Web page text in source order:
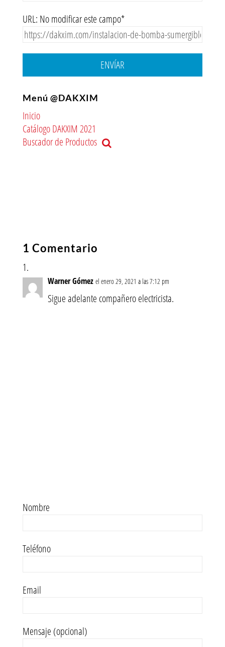
URL: No modificar este campo*
ENVÍAR
Menú @DAKXIM
Inicio
Catálogo DAKXIM 2021
Buscador de Productos
1 Comentario
Warner Gómez el enero 29, 2021 a las 7:12 pm
Sigue adelante compañero electricista.
Nombre
Teléfono
Email
Mensaje (opcional)